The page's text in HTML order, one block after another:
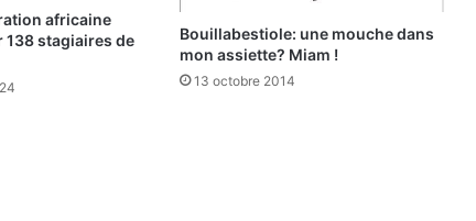
africaine
138 stagiaires de
Bouillabestiole: une mouche dans
mon assiette? Miam !
13 octobre 2014